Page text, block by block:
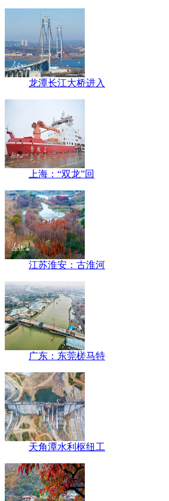
龙潭长江大桥进入
上海：“双龙”回
江苏淮安：古淮河
广东：东莞槎马特
天角潭水利枢纽工